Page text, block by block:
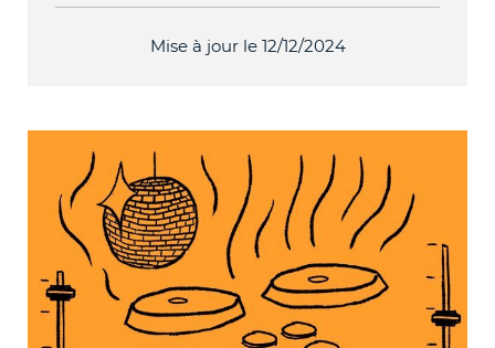
Mise à jour le 12/12/2024